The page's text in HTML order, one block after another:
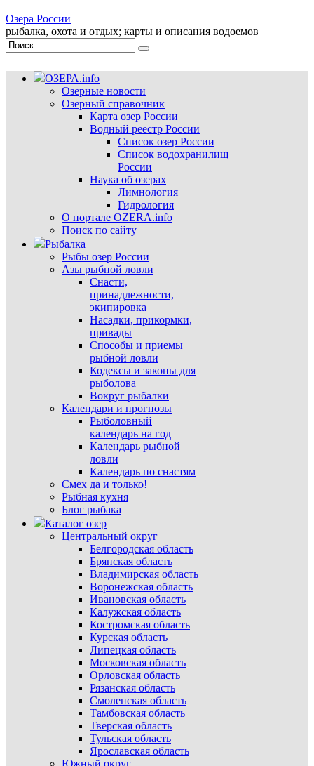
Озера России
рыбалка, охота и отдых; карты и описания водоемов
ОЗЕРА.info
Озерные новости
Озерный справочник
Карта озер России
Водный реестр России
Список озер России
Список водохранилищ
России
Наука об озерах
Лимнология
Гидрология
О портале OZERA.info
Поиск по сайту
Рыбалка
Рыбы озер России
Азы рыбной ловли
Снасти,
принадлежности,
экипировка
Насадки, прикормки,
привады
Способы и приемы
рыбной ловли
Кодексы и законы для
рыболова
Вокруг рыбалки
Календари и прогнозы
Рыболовный
календарь на год
Календарь рыбной
ловли
Календарь по снастям
Смех да и только!
Рыбная кухня
Блог рыбака
Каталог озер
Центральный округ
Белгородская область
Брянская область
Владимирская область
Воронежская область
Ивановская область
Калужская область
Костромская область
Курская область
Липецкая область
Московская область
Орловская область
Рязанская область
Смоленская область
Тамбовская область
Тверская область
Тульская область
Ярославская область
Южный округ